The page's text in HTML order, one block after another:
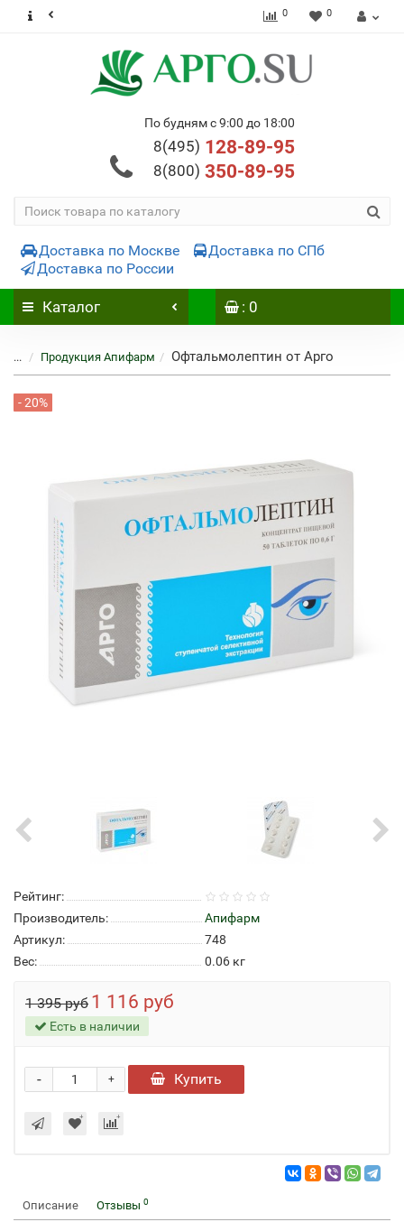
0 0
По будням с 9:00 до 18:00
8(495) 128-89-95
8(800) 350-89-95
Доставка по Москве
Доставка по СПб
Доставка по России
Каталог : 0
... Продукция Апифарм Офтальмолептин от Арго
- 20%
Рейтинг:
Производитель:
Апифарм
Артикул:
748
Вес:
0.06 кг
1 395 руб 1 116 руб
Есть в наличии
+
- Купить
Описание Отзывы 0